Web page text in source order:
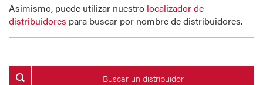
Asimismo, puede utilizar nuestro localizador de
distribuidores para buscar por nombre de distribuidores.
Buscar un distribuidor